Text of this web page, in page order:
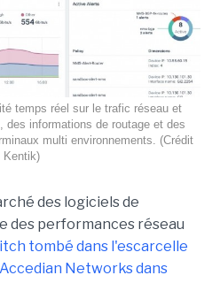
temps réel sur le trafic réseau et
des informations de routage et des
multi environnements. (Crédit
Kentik)
des logiciels de
des performances réseau
tombé dans l'escarcelle
Accedian Networks dans